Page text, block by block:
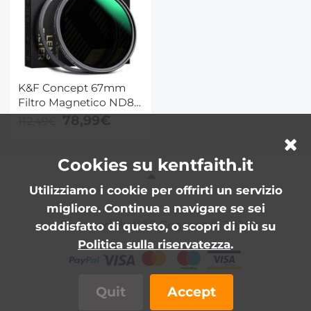
K&F Concept 67mm
Filtro Magnetico ND8-
128 (5 Stop) Variabile +
Nano-Xcel
Powered By K&F Concept © 2026
Cookies su kentfaith.it
Utilizziamo i cookie per offrirti un servizio
migliore. Continua a navigare se sei
soddisfatto di questo, o scopri di più su
Politica sulla riservatezza.
Quit Accept